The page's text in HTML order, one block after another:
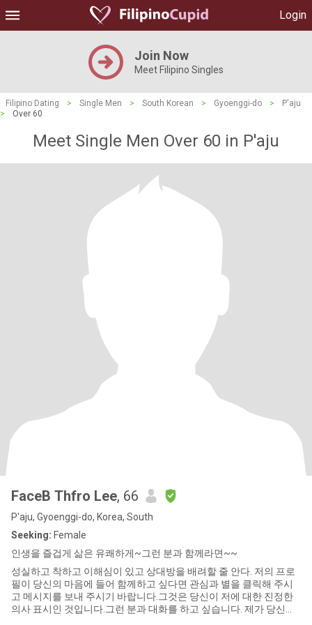
Login
Join Now
Meet Filipino Singles
Filipino Dating > Single Men > South Korean > Gyoenggi-do >
P'aju
>
Over 60
Meet Single Men Over 60 in P'aju
FaceB Thfro Lee, 66
P'aju, Gyoenggi-do, Korea, South
Seeking: Female
인생을 즐겁게 삶은 유쾌하게~그런 분과 함께라면~~
성실하고 착하고 이해심이 있고 상대방을 배려할 줄 안다. 저의 프로
필이 당신의 마음에 들어 함께하고 싶다면 관심과 별을 클릭해 주시
고 메시지를 보내 주시기 바랍니다.그것은 당신이 저에 대한 진정한
의사 표시인 것입니다.그런 분과 대화를 하고 싶습니다. 제가 당신에